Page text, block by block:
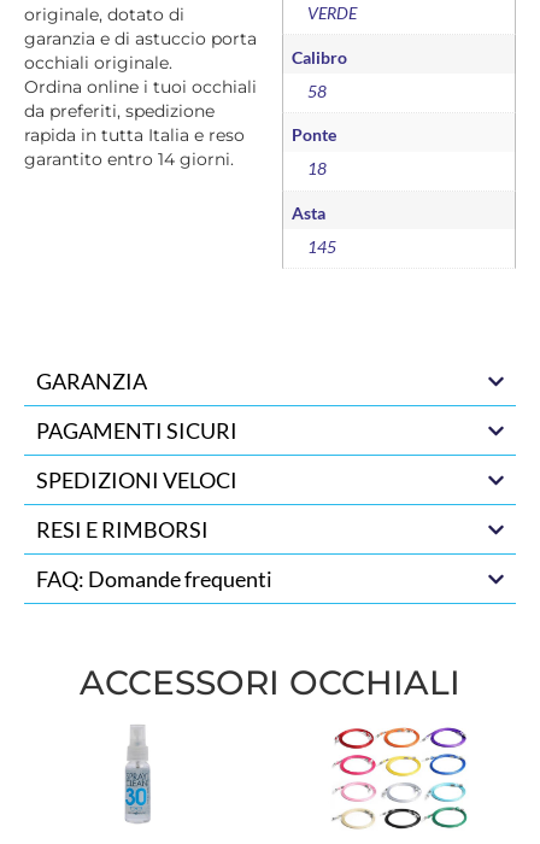
originale, dotato di
garanzia e di astuccio porta
occhiali originale.
Ordina online i tuoi occhiali
da preferiti, spedizione
rapida in tutta Italia e reso
garantito entro 14 giorni.
VERDE
Calibro
58
Ponte
18
Asta
145
GARANZIA
PAGAMENTI SICURI
SPEDIZIONI VELOCI
RESI E RIMBORSI
FAQ: Domande frequenti
ACCESSORI OCCHIALI